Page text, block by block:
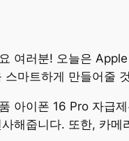
여러분! 오늘은
스마트하게 만들어줄
아이폰 16 Pro 자급
해줍니다. 또한, 카